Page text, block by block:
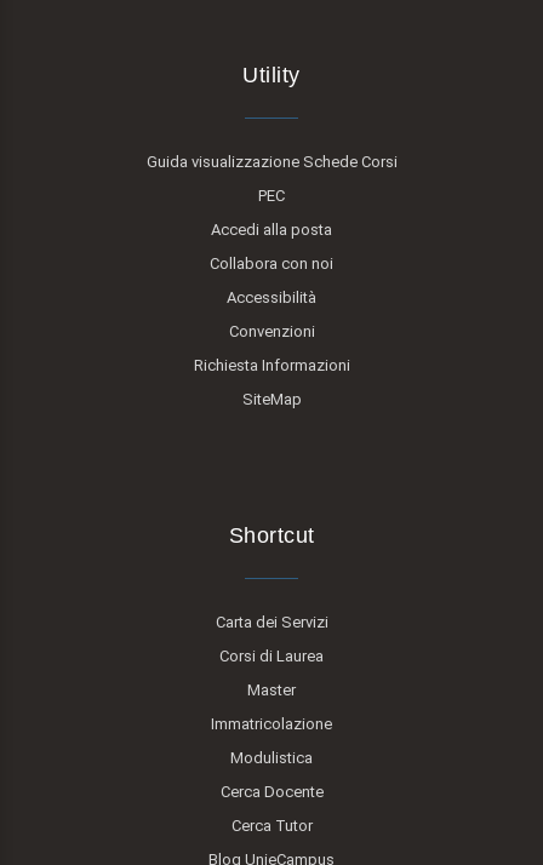
Utility
Guida visualizzazione Schede Corsi
PEC
Accedi alla posta
Collabora con noi
Accessibilità
Convenzioni
Richiesta Informazioni
SiteMap
Shortcut
Carta dei Servizi
Corsi di Laurea
Master
Immatricolazione
Modulistica
Cerca Docente
Cerca Tutor
Blog UnieCampus